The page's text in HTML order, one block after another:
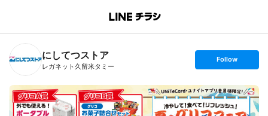
B
n
c
h
T
にしてつストア
レガネット久留米タミー
s
t
o
l
l
o
w
Follow